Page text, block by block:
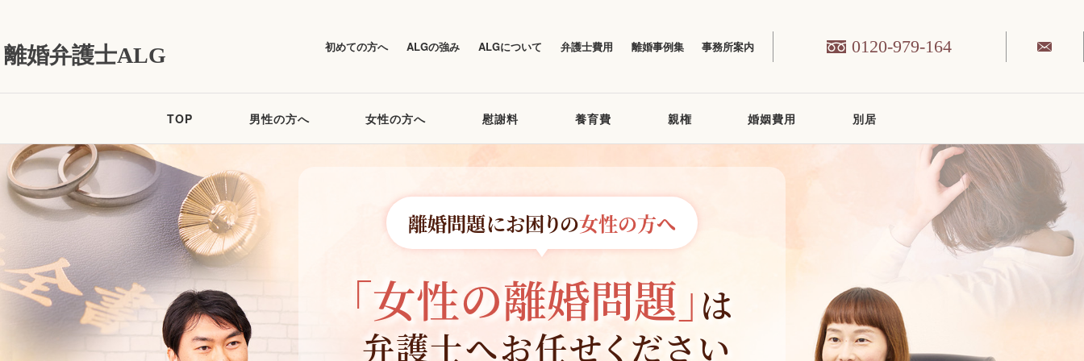
離婚弁護士ALG 初めての方へ ALGの強み ALGについて 弁護士費用 離婚事例集 事務所案内 0120-979-164
TOP 男性の方へ 女性の方へ 慰謝料 養育費 親権 婚姻費用 別居
離婚問題にお困りの女性の方へ
「女性の離婚問題」 は
弁護士へお任せください